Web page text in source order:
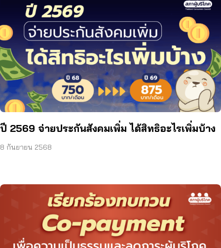
ปี 2569 จ่ายประกันสังคมเพิ่ม ได้สิทธิอะไรเพิ่มบ้าง
8 กันยายน 2568